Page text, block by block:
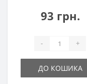
93 грн.
- +
ДО КОШИКА